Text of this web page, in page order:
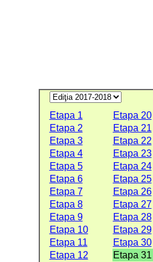
Etapa 1
Etapa 20
Etapa 2
Etapa 21
Etapa 3
Etapa 22
Etapa 4
Etapa 23
Etapa 5
Etapa 24
Etapa 6
Etapa 25
Etapa 7
Etapa 26
Etapa 8
Etapa 27
Etapa 9
Etapa 28
Etapa 10
Etapa 29
Etapa 11
Etapa 30
Etapa 12
Etapa 31